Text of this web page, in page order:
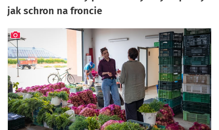
jak schron na froncie